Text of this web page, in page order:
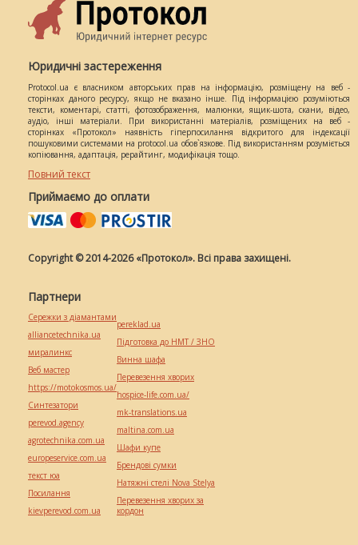
Юридичні застереження
Protocol.ua є власником авторських прав на інформацію, розміщену на веб -
сторінках даного ресурсу, якщо не вказано інше. Під інформацією розуміються
тексти, коментарі, статті, фотозображення, малюнки, ящик-шота, скани, відео,
аудіо, інші матеріали. При використанні матеріалів, розміщених на веб -
сторінках «Протокол» наявність гіперпосилання відкритого для індексації
пошуковими системами на protocol.ua обов`язкове. Під використанням розуміється
копіювання, адаптація, рерайтинг, модифікація тощо.
Повний текст
Приймаємо до оплати
Copyright © 2014-2026 «Протокол». Всі права захищені.
Партнери
Сережки з діамантами
alliancetechnika.ua
миралинкс
Веб мастер
https://motokosmos.ua/
Синтезатори
perevod.agency
agrotechnika.com.ua
europeservice.com.ua
текст юа
Посилання
kievperevod.com.ua
pereklad.ua
Підготовка до НМТ / ЗНО
Винна шафа
Перевезення хворих
hospice-life.com.ua/
mk-translations.ua
maltina.com.ua
Шафи купе
Брендові сумки
Натяжні стелі Nova Stelya
Перевезення хворих за
кордон